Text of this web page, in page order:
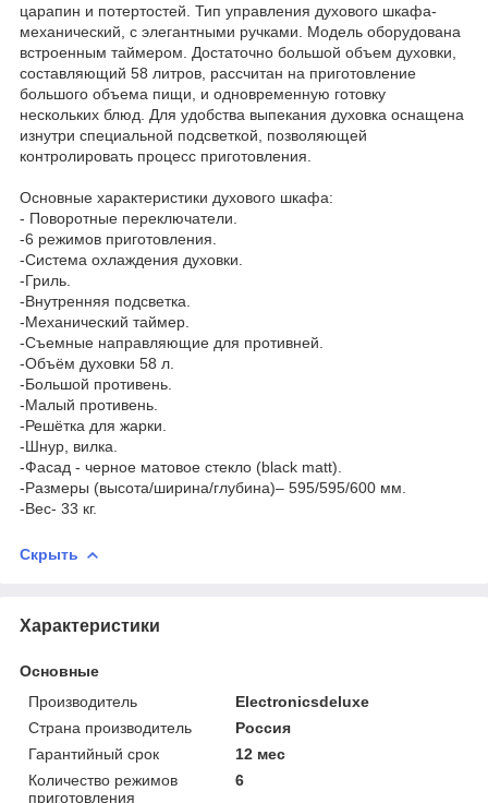
царапин и потертостей. Тип управления духового шкафа-
механический, с элегантными ручками. Модель оборудована
встроенным таймером. Достаточно большой объем духовки,
составляющий 58 литров, рассчитан на приготовление
большого объема пищи, и одновременную готовку
нескольких блюд. Для удобства выпекания духовка оснащена
изнутри специальной подсветкой, позволяющей
контролировать процесс приготовления.
Основные характеристики духового шкафа:
- Поворотные переключатели.
-6 режимов приготовления.
-Система охлаждения духовки.
-Гриль.
-Внутренняя подсветка.
-Механический таймер.
-Съемные направляющие для противней.
-Объём духовки 58 л.
-Большой противень.
-Малый противень.
-Решётка для жарки.
-Шнур, вилка.
-Фасад - черное матовое стекло (black matt).
-Размеры (высота/ширина/глубина)– 595/595/600 мм.
-Вес- 33 кг.
Скрыть
Характеристики
Основные
Производитель
Electronicsdeluxe
Страна производитель
Россия
Гарантийный срок
12 мес
Количество режимов
приготовления
6